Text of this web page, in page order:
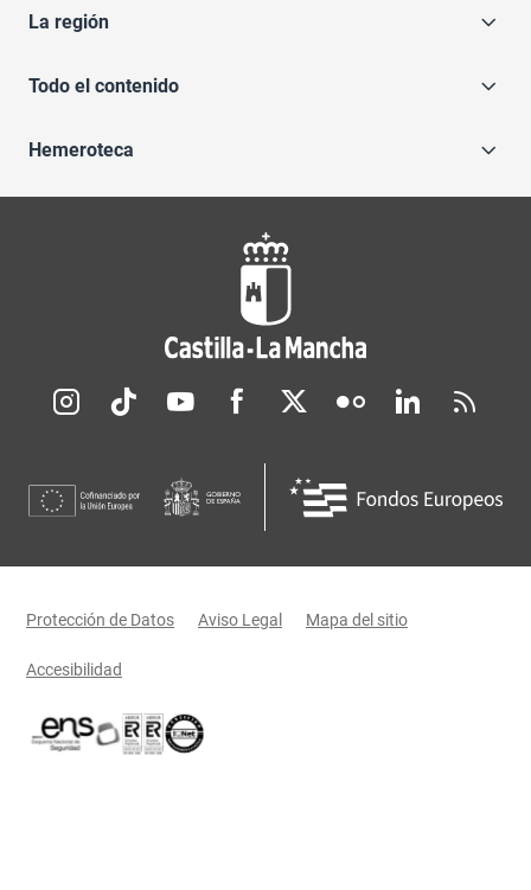
La región
Todo el contenido
Hemeroteca
Redes sociales JCCM
Menú legal
Protección de Datos Aviso Legal Mapa del sitio
Accesibilidad